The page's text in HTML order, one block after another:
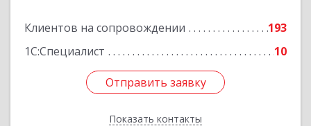
Клиентов на сопровождении
193
1С:Специалист
10
Отправить заявку
Показать контакты
Отправить заявку
Назад